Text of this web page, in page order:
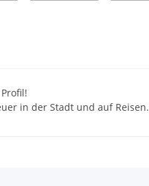
in der Stadt und auf Reisen.